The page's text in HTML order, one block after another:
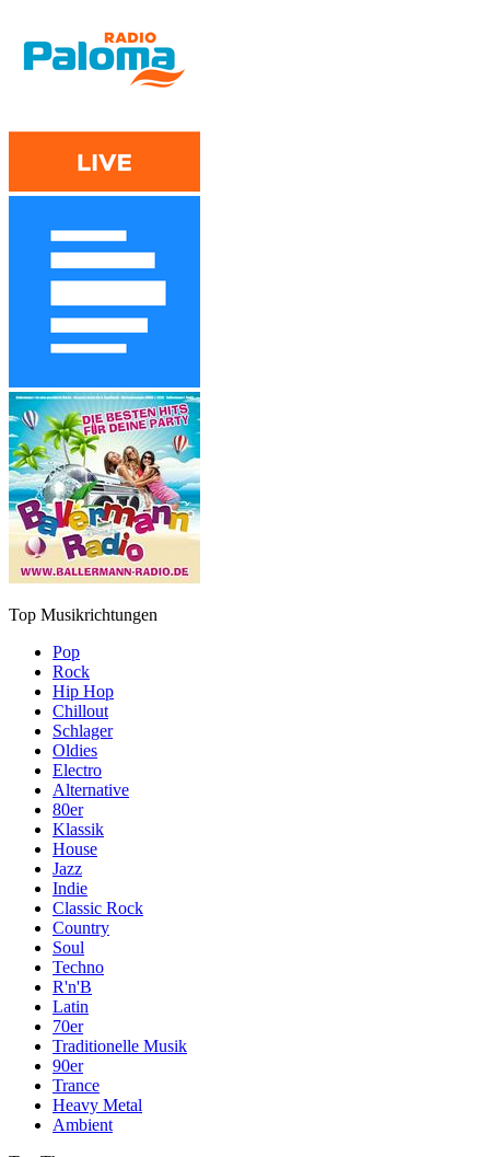
Top Musikrichtungen
Pop
Rock
Hip Hop
Chillout
Schlager
Oldies
Electro
Alternative
80er
Klassik
House
Jazz
Indie
Classic Rock
Country
Soul
Techno
R'n'B
Latin
70er
Traditionelle Musik
90er
Trance
Heavy Metal
Ambient